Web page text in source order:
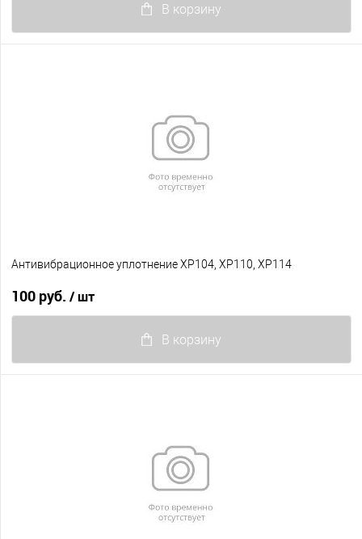
В корзину
Антивибрационное уплотнение XP104, XP110, XP114
100 руб. / шт
В корзину